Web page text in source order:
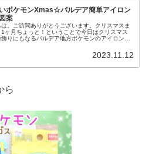
ポケモンXmas☆パルデア簡単アイロン
案
は。ご訪問ありがとうございます。クリスマスま
ヶ月ちょっと！ということで今日はクリスマス
りにもなるパルデア地方ポケモンのアイロンビ
2023.11.12
ら